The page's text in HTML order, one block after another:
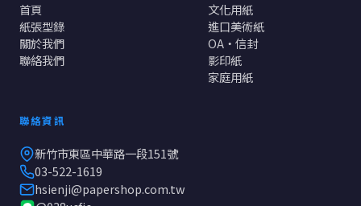
首頁
紙張型錄
關於我們
聯絡我們
文化用紙
進口美術紙
OA・信封
影印紙
家庭用紙
聯絡資訊
新竹市東區中華路一段151號
03-522-1619
hsienji@papershop.com.tw